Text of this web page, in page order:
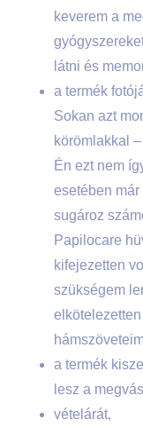
keverem a
látni és
a termék
Sokan azt
körömlakkal
Én ezt nem
esetében
sugároz
Papilocare
kifejezetten
szükségem
a termék
lesz a
vételárát,